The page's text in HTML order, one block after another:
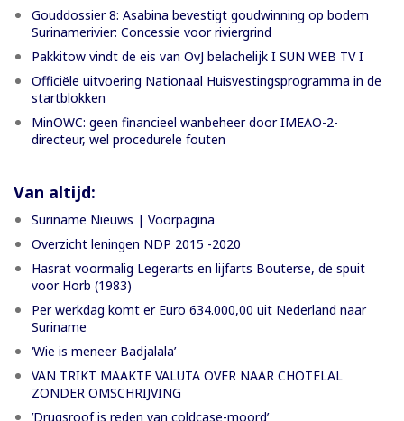
Gouddossier 8: Asabina bevestigt goudwinning op bodem
Surinamerivier: Concessie voor riviergrind
Pakkitow vindt de eis van OvJ belachelijk I SUN WEB TV I
Officiële uitvoering Nationaal Huisvestingsprogramma in de
startblokken
MinOWC: geen financieel wanbeheer door IMEAO-2-
directeur, wel procedurele fouten
Van altijd:
Suriname Nieuws | Voorpagina
Overzicht leningen NDP 2015 -2020
Hasrat voormalig Legerarts en lijfarts Bouterse, de spuit
voor Horb (1983)
Per werkdag komt er Euro 634.000,00 uit Nederland naar
Suriname
‘Wie is meneer Badjalala’
VAN TRIKT MAAKTE VALUTA OVER NAAR CHOTELAL
ZONDER OMSCHRIJVING
’Drugsroof is reden van coldcase-moord’